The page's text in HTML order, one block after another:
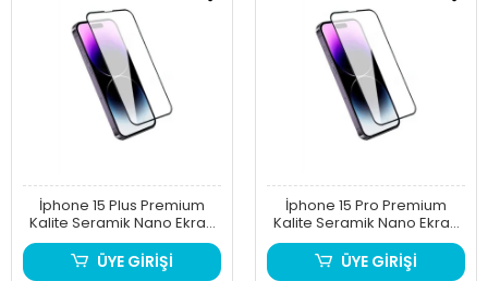
İphone 15 Plus Premium
Kalite Seramik Nano Ekran
Korucu
ÜYE GİRİŞİ
İphone 15 Pro Premium
Kalite Seramik Nano Ekran
Korucu
ÜYE GİRİŞİ